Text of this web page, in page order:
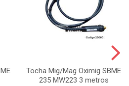
Tocha Mig/Mag Oximig SBME
235 MW223 3 metros